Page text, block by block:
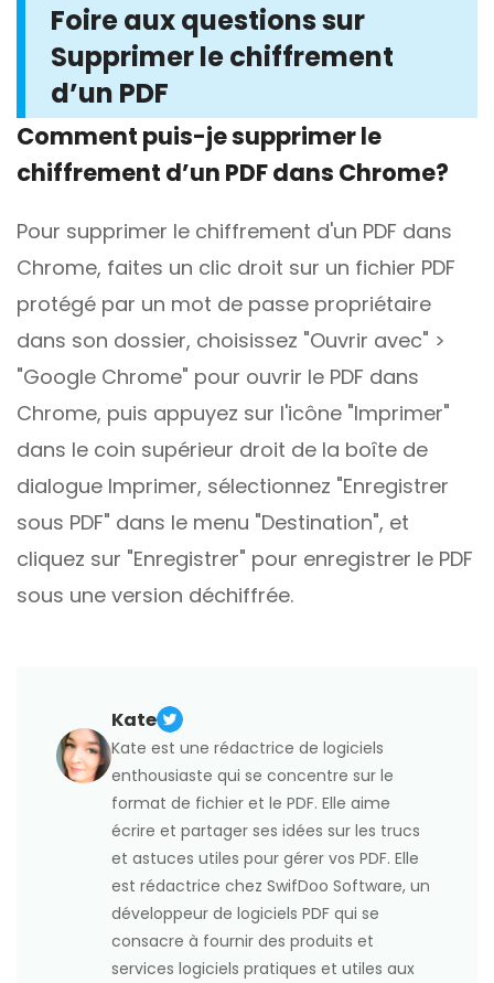
Foire aux questions sur
Supprimer le chiffrement
d’un PDF
Comment puis-je supprimer le
chiffrement d’un PDF dans Chrome?
Pour supprimer le chiffrement d'un PDF dans
Chrome, faites un clic droit sur un fichier PDF
protégé par un mot de passe propriétaire
dans son dossier, choisissez "Ouvrir avec" >
"Google Chrome" pour ouvrir le PDF dans
Chrome, puis appuyez sur l'icône "Imprimer"
dans le coin supérieur droit de la boîte de
dialogue Imprimer, sélectionnez "Enregistrer
sous PDF" dans le menu "Destination", et
cliquez sur "Enregistrer" pour enregistrer le PDF
sous une version déchiffrée.
Kate
Kate est une rédactrice de logiciels
enthousiaste qui se concentre sur le
format de fichier et le PDF. Elle aime
écrire et partager ses idées sur les trucs
et astuces utiles pour gérer vos PDF. Elle
est rédactrice chez SwifDoo Software, un
développeur de logiciels PDF qui se
consacre à fournir des produits et
services logiciels pratiques et utiles aux